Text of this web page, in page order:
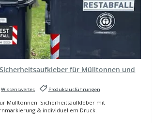
für Mülltonnen und
Wissenswertes Produktausführungen
Mülltonnen: Sicherheitsaufkleber mit
& individuellem Druck.